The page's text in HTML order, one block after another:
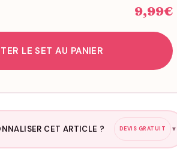
9,99€
LE SET AU PANIER
CET ARTICLE ? DEVIS GRATUIT ▼